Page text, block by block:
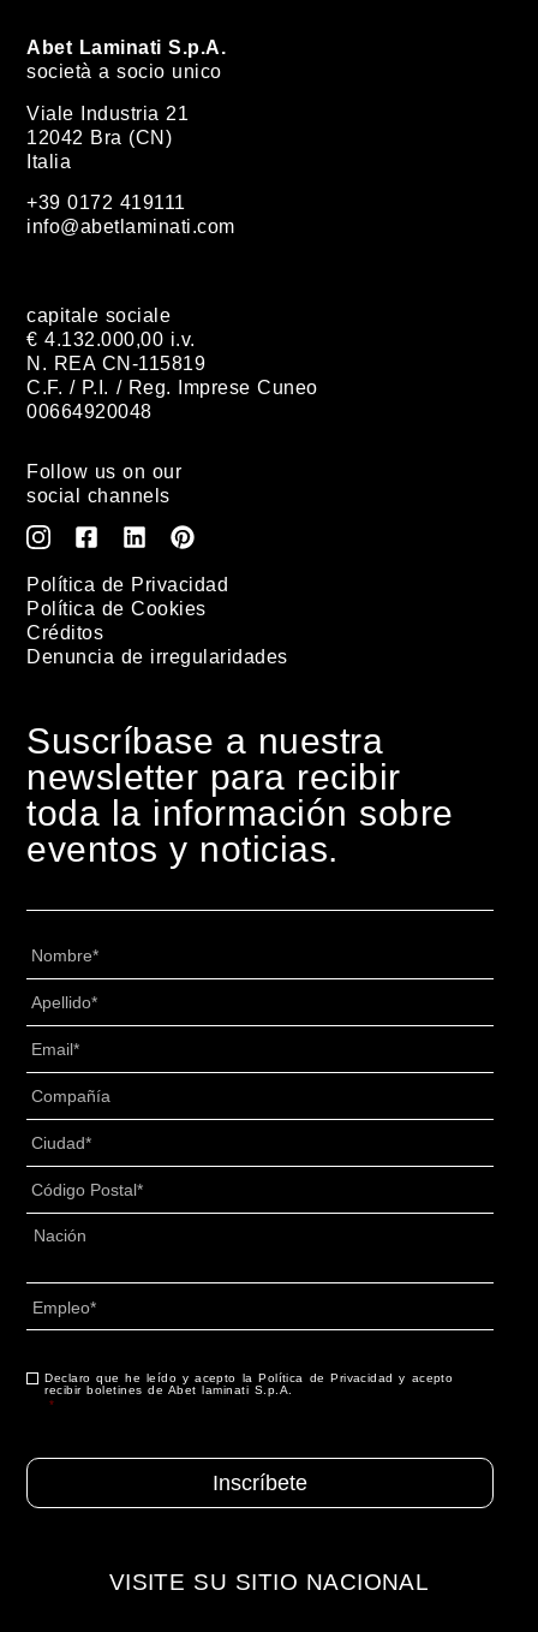
Abet Laminati S.p.A.
società a socio unico
Viale Industria 21
12042 Bra (CN)
Italia
+39 0172 419111
info@abetlaminati.com
capitale sociale
€ 4.132.000,00 i.v.
N. REA CN-115819
C.F. / P.I. / Reg. Imprese Cuneo
00664920048
Follow us on our
social channels
Política de Privacidad
Política de Cookies
Créditos
Denuncia de irregularidades
Suscríbase a nuestra
newsletter para recibir
toda la información sobre
eventos y noticias.
Titolo *
Postal
Dirección
País
Consentimiento *
Declaro que he leído y acepto la Política de Privacidad y acepto
recibir boletines de Abet laminati S.p.A.
*
VISITE SU SITIO NACIONAL